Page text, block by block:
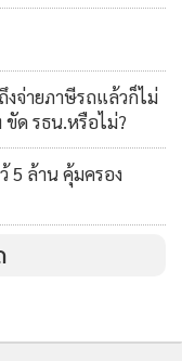
งจ่ายภาษีรถแล้วก็ไม่
ด รธน.หรือไม่?
5 ล้าน คุ้มครอง